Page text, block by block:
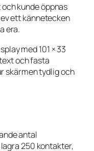
kunde öppnas
ett kännetecken
era.
med 101 × 33
och fasta
skärmen tydlig och
antal
250 kontakter,